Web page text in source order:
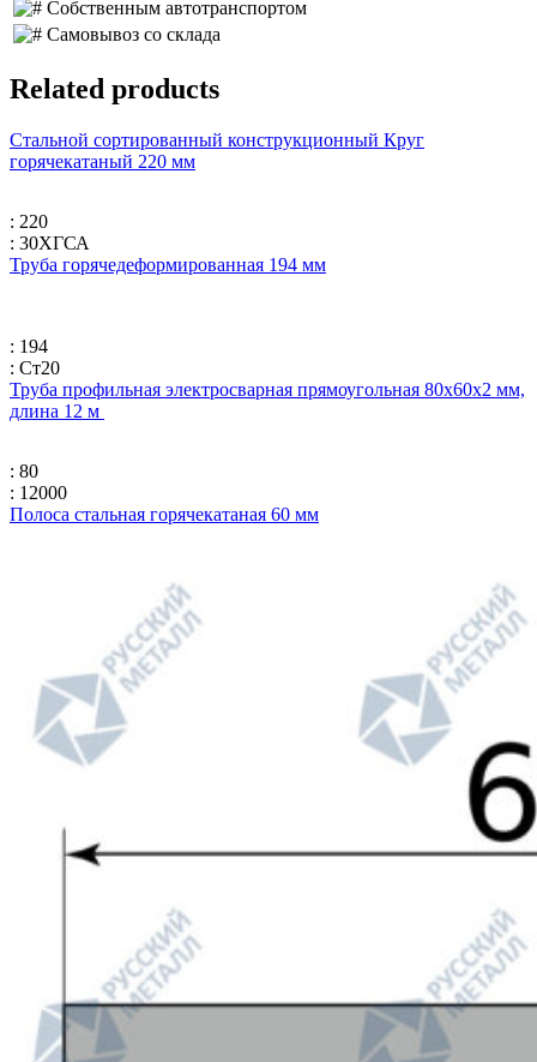
Собственным автотранспортом
Самовывоз со склада
Related products
Стальной сортированный конструкционный Круг
горячекатаный 220 мм
: 220
: 30ХГСА
Труба горячедеформированная 194 мм
: 194
: Ст20
Труба профильная электросварная прямоугольная 80х60х2 мм,
длина 12 м
: 80
: 12000
Полоса стальная горячекатаная 60 мм